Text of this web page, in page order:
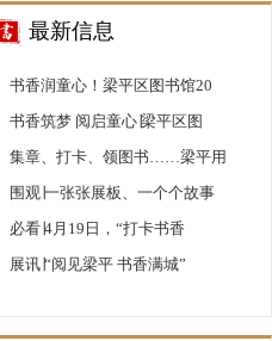
最新信息
书香润童心！梁平区图书馆20
书香筑梦 阅启童心∣梁平区图
集章、打卡、领图书……梁平用
围观∣一张张展板、一个个故事
必看∣4月19日，“打卡书香
展讯∣“阅见梁平 书香满城”